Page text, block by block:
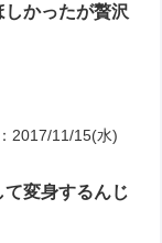
かったが贅沢
：2017/11/15(水)
変身するんじ